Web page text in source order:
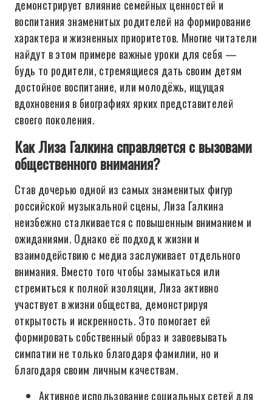
демонстрирует влияние семейных ценностей и
воспитания знаменитых родителей на формирование
характера и жизненных приоритетов. Многие читатели
найдут в этом примере важные уроки для себя —
будь то родители, стремящиеся дать своим детям
достойное воспитание, или молодёжь, ищущая
вдохновения в биографиях ярких представителей
своего поколения.
Как Лиза Галкина справляется с вызовами
общественного внимания?
Став дочерью одной из самых знаменитых фигур
российской музыкальной сцены, Лиза Галкина
неизбежно сталкивается с повышенным вниманием и
ожиданиями. Однако её подход к жизни и
взаимодействию с медиа заслуживает отдельного
внимания. Вместо того чтобы замыкаться или
стремиться к полной изоляции, Лиза активно
участвует в жизни общества, демонстрируя
открытость и искренность. Это помогает ей
формировать собственный образ и завоевывать
симпатии не только благодаря фамилии, но и
благодаря своим личным качествам.
Активное использование социальных сетей для